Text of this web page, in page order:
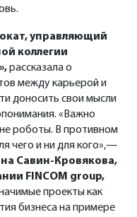
управляющий
коллегии
рассказала о
между карьерой и
доносить свои мысли
«Важно
роботы. В противном
чего и ни для кого»,—
Савин-Кровякова,
FINCOM group,
проекты как
бизнеса на примере